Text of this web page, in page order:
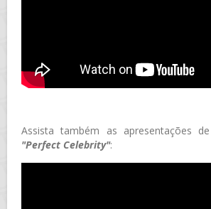
Assista também as apresentações de
"Perfect Celebrity":